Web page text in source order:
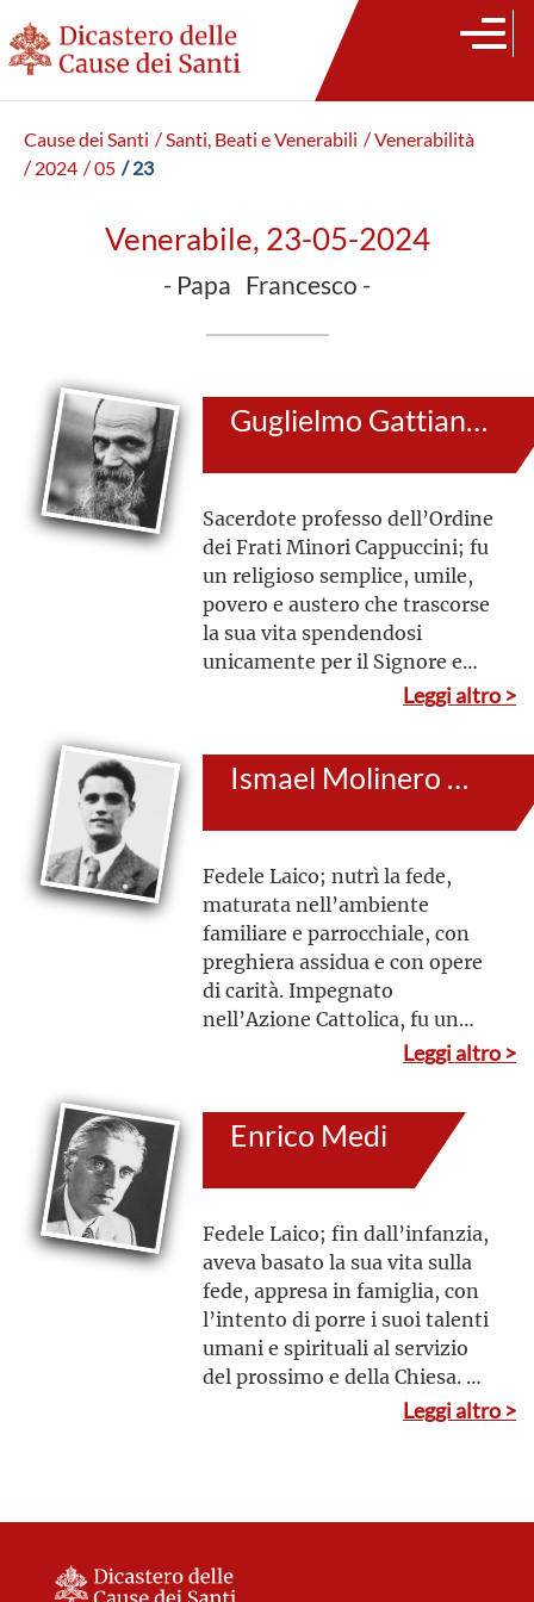
Cause dei Santi / Santi, Beati e Venerabili / Venerabilità
/ 2024 / 05 / 23
Venerabile, 23-05-2024
- Papa Francesco -
Guglielmo Gattiani (al secolo: Oscar)
Sacerdote professo dell’Ordine
dei Frati Minori Cappuccini; fu
un religioso semplice, umile,
povero e austero che trascorse
la sua vita spendendosi
unicamente per il Signore e
per il prossimo. La sua fede era
spirituale altamente
silenzio e il raccoglimento
predominante
Leggi altro >
Ismael Molinero Novillo, detto Ismael de Tomelloso
Fedele Laico; nutrì la fede,
maturata nell’ambiente
familiare e parrocchiale, con
preghiera assidua e con opere
di carità. Impegnato
nell’Azione Cattolica, fu un
apostolo del Vangelo, devoto
titolo di “Virgen del Pilar”
Leggi altro >
Enrico Medi
Fedele Laico; fin dall’infanzia,
aveva basato la sua vita sulla
fede, appresa in famiglia, con
l’intento di porre i suoi talenti
umani e spirituali al servizio
del prossimo e della Chiesa.
Anche l’attività politica, che
Leggi altro >